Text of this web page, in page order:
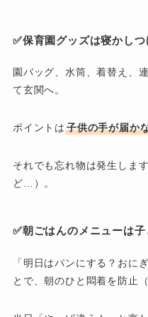
✅保育園グッズは寝かしつ
園バッグ、水筒、着替え、
て玄関へ。
ポイントは 子供の手が届か
それでも忘れ物は発生しま
ど…）。
✅朝ごはんのメニューは子
「明日はパンにする？おに
とで、朝のひと悶着を防止